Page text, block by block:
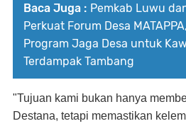
Baca Juga : Pemkab Luwu
Perkuat Forum Desa
Program Jaga Desa untuk
Terdampak Tambang
"Tujuan kami bukan hanya
Destana, tetapi memastikan